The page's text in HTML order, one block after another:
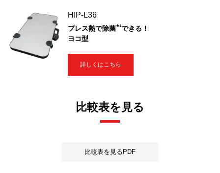
HIP-L36
プレス熱で除菌★1 できる！
ヨコ型
詳しくはこちら
比較表を見る
比較表を見るPDF